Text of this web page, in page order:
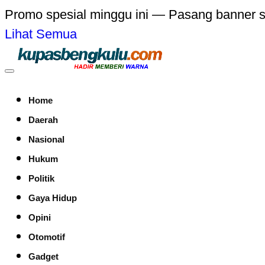
Promo spesial minggu ini — Pasang banner
Lihat Semua
Home
Daerah
Nasional
Hukum
Politik
Gaya Hidup
Opini
Otomotif
Gadget